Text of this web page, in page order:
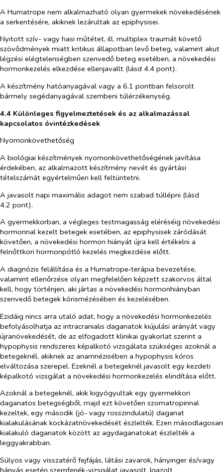
A Humatrope nem alkalmazható olyan gyermekek növekedésének
a serkentésére, akiknek lezárultak az epiphysisei.
Nyitott szív- vagy hasi műtétet, ill. multiplex traumát követő
szövődmények miatt kritikus állapotban levő beteg, valamint akut
légzési elégtelenségben szenvedő beteg esetében, a növekedési
hormonkezelés elkezdése ellenjavallt (lásd 4.4 pont).
A készítmény hatóanyagával vagy a 6.1 pontban felsorolt
bármely segédanyagával szembeni túlérzékenység.
4.4 Különleges figyelmeztetések és az alkalmazással
kapcsolatos óvintézkedések
Nyomonkövethetőség
A biológiai készítmények nyomonkövethetőségének javítása
érdekében, az alkalmazott készítmény nevét és gyártási
tételszámát egyértelműen kell feltüntetni.
A javasolt napi maximális adagot nem szabad túllépni (lásd
4.2 pont).
A gyermekkorban, a végleges testmagasság eléréséig növekedési
hormonnal kezelt betegek esetében, az epiphysisek záródását
követően, a növekedési hormon hiányát újra kell értékelni a
felnőttkori hormonpótló kezelés megkezdése előtt.
A diagnózis felállítása és a Humatrope‑terápia bevezetése,
valamint ellenőrzése olyan megfelelően képzett szakorvos által
kell, hogy történjen, aki jártas a növekedési hormonhiányban
szenvedő betegek kórismézésében és kezelésében.
Ezidáig nincs arra utaló adat, hogy a növekedési hormonkezelés
befolyásolhatja az intracranialis daganatok kiújulási arányát vagy
újranövekedését, de az elfogadott klinikai gyakorlat szerint a
hypophysis rendszeres képalkotó vizsgálata szükséges azoknál a
betegeknél, akiknek az anamnézisében a hypophysis kóros
elváltozása szerepel. Ezeknél a betegeknél javasolt egy kezdeti
képalkotó vizsgálat a növekedési hormonkezelés elindítása előtt.
Azoknál a betegeknél, akik kigyógyultak egy gyermekkori
daganatos betegségből, majd ezt követően szomatropinnal
kezeltek, egy második (jó- vagy rosszindulatú) daganat
kialakulásának kockázatnövekedését észlelték. Ezen másodlagosan
kialakuló daganatok között az agydaganatokat észlelték a
leggyakrabban.
Súlyos vagy visszatérő fejfájás, látási zavarok, hányinger és/vagy
hányás esetén szemfenék-vizsgálat javasolt. Igazolt